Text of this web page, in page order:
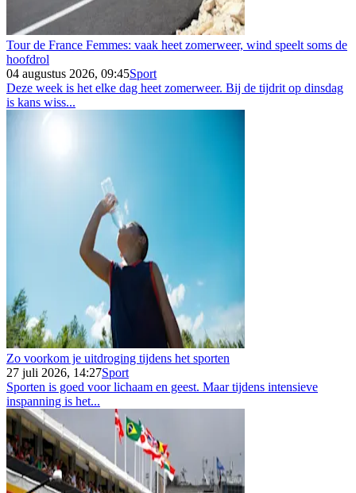
Tour de France Femmes: vaak heet zomerweer, wind speelt soms de
hoofdrol
04 augustus 2026, 09:45Sport
Deze week is het elke dag heet zomerweer. Bij de tijdrit op dinsdag
is kans wiss...
Zo voorkom je uitdroging tijdens het sporten
27 juli 2026, 14:27Sport
Sporten is goed voor lichaam en geest. Maar tijdens intensieve
inspanning is het...